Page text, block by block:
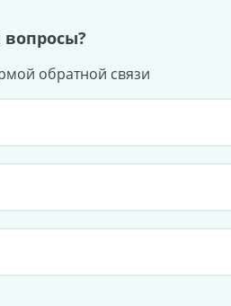
вопросы?
обратной связи